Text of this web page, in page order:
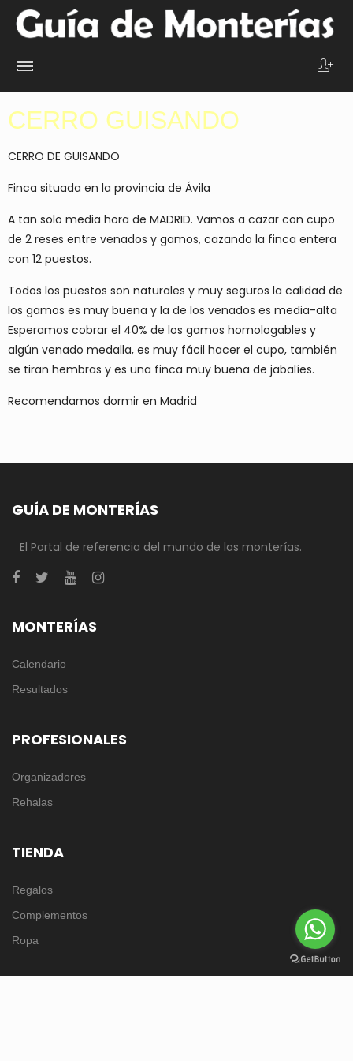
CERRO GUISANDO
CERRO DE GUISANDO
Finca situada en la provincia de Ávila
A tan solo media hora de MADRID. Vamos a cazar con cupo
de 2 reses entre venados y gamos, cazando la finca entera
con 12 puestos.
Todos los puestos son naturales y muy seguros la calidad de
los gamos es muy buena y la de los venados es media-alta
Esperamos cobrar el 40% de los gamos homologables y
algún venado medalla, es muy fácil hacer el cupo, también
se tiran hembras y es una finca muy buena de jabalíes.
Recomendamos dormir en Madrid
GUÍA DE MONTERÍAS
El Portal de referencia del mundo de las monterías.
MONTERÍAS
Calendario
Resultados
PROFESIONALES
Organizadores
Rehalas
TIENDA
Regalos
Complementos
Ropa